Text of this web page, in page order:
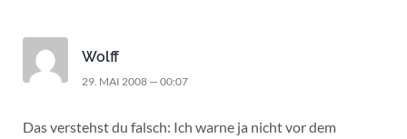
Wolff
29. MAI 2008 — 00:07
Das verstehst du falsch: Ich warne ja nicht vor dem